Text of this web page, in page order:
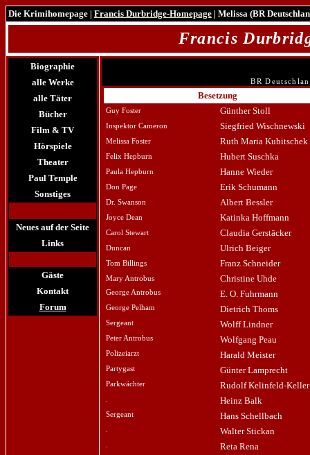
Die Krimihomepage | Francis Durbridge-Homepage | Melissa (BR
Francis
Biographie
alle Werke
alle Täter
Bücher
Film & TV
Hörspiele
Theater
Paul Temple
Sonstiges
Neues auf der Seite
Links
Gäste
Kontakt
Forum
BR
Besetzung
Guy Foster Günther Stoll
Inspektor Cameron Siegfried Wischnewski
Melissa Foster Ruth Maria Kubitschek
Felix Hepburn Hubert Suschka
Paula Hepburn Hanne Wieder
Don Page Erik Schumann
Dr. Swanson Albert Bessler
Joyce Dean Katinka Hoffmann
Carol Stewart Claudia Gerstäcker
Duncan Ulrich Beiger
Tom Billings Franz Schneider
Mary Antrobus Christine Uhde
George Antrobus E. O. Fuhrmann
George Pelham Dietrich Thoms
Sergeant Wolff Lindner
Peter Antrobus Wolfgang Peau
Polizeiarzt Harald Meister
Partygast Günter Lamprecht
Parkwächter Rudolf Kelinfeld-Keller
Heinz Balk
Sergeant Hans Schellbach
Walter Stickan
Reta Rena